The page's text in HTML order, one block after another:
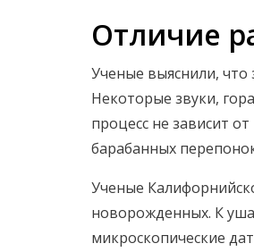
Отличие
Ученые выяснили,
Некоторые звуки,
процесс не зависит
барабанных
Ученые
новорожденных. К
микроскопические